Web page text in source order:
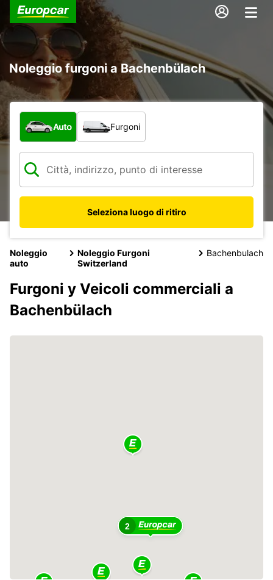
Noleggio furgoni a Bachenbülach
Scegli la tipologia di veicolo:
Auto Furgoni
Seleziona luogo di ritiro
Noleggio
auto
Noleggio Furgoni
Switzerland
Bachenbulach
Furgoni y Veicoli commerciali a
Bachenbülach
2